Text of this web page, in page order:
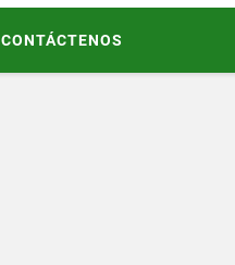
CONTÁCTENOS